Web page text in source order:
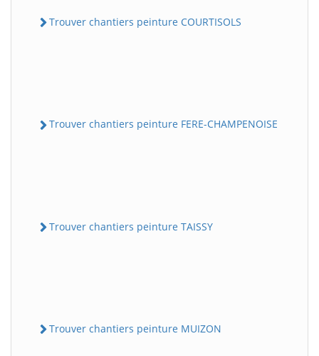
Trouver chantiers peinture COURTISOLS
Trouver chantiers peinture FERE-CHAMPENOISE
Trouver chantiers peinture TAISSY
Trouver chantiers peinture MUIZON